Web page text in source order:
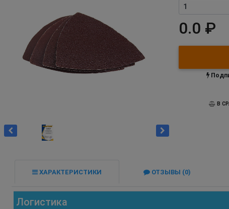
0.0 ₽
В
ХАРАКТЕРИСТИКИ ОТЗЫВЫ (0)
Логистика